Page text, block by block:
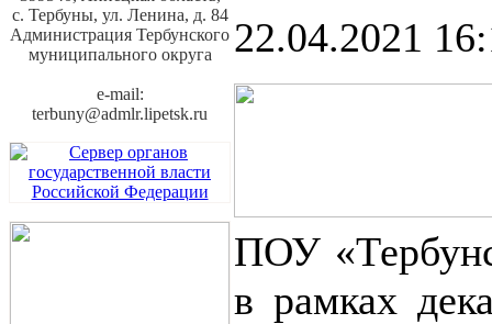
с. Тербуны, ул. Ленина, д. 84
Администрация Тербунского
муниципального округа
e-mail:
terbuny@admlr.lipetsk.ru
22.04.2021
ПОУ
в рамках